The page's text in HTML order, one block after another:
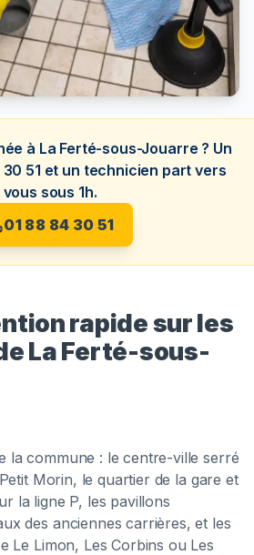
à La Ferté-sous-Jouarre ? Un
51 et un technicien part vers
vous sous 1h.
01 88 84 30 51
rapide sur les
La Ferté-sous-
la commune : le centre-ville serré
Morin, le quartier de la gare et
la ligne P, les pavillons
des anciennes carrières, et les
Le Limon, Les Corbins ou Les